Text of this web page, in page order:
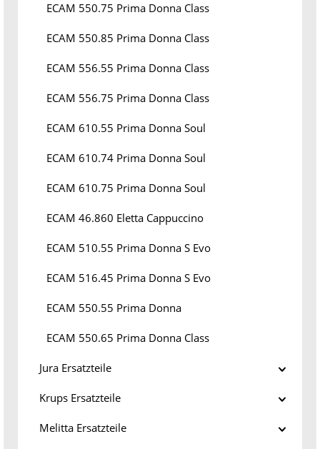
ECAM 550.75 Prima Donna Class
ECAM 550.85 Prima Donna Class
ECAM 556.55 Prima Donna Class
ECAM 556.75 Prima Donna Class
ECAM 610.55 Prima Donna Soul
ECAM 610.74 Prima Donna Soul
ECAM 610.75 Prima Donna Soul
ECAM 46.860 Eletta Cappuccino
ECAM 510.55 Prima Donna S Evo
ECAM 516.45 Prima Donna S Evo
ECAM 550.55 Prima Donna
ECAM 550.65 Prima Donna Class
Jura Ersatzteile
Krups Ersatzteile
Melitta Ersatzteile